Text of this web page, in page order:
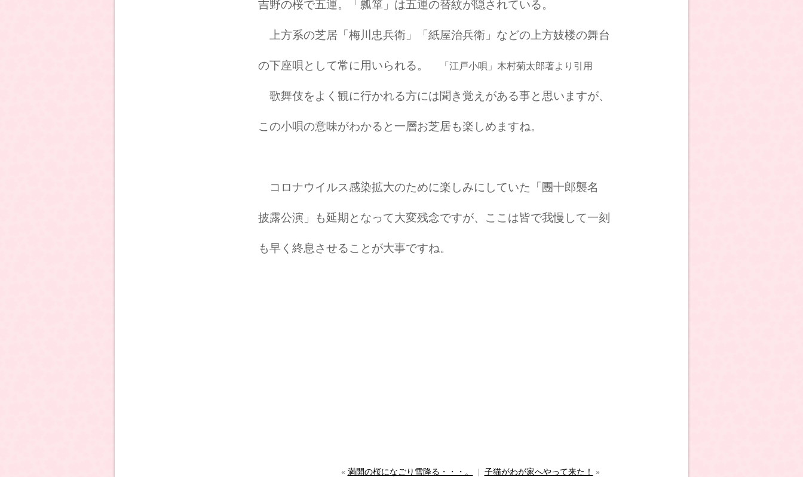
吉野の桜で五運。「瓢箪」は五運の替紋が隠されている。
上方系の芝居「梅川忠兵衛」「紙屋治兵衛」などの上方妓楼の舞台
の下座唄として常に用いられる。 「江戸小唄」木村菊太郎著より引用
歌舞伎をよく観に行かれる方には聞き覚えがある事と思いますが、
この小唄の意味がわかると一層お芝居も楽しめますね。
コロナウイルス感染拡大のために楽しみにしていた「團十郎襲名
披露公演」も延期となって大変残念ですが、ここは皆で我慢して一刻
も早く終息させることが大事ですね。
« 満開の桜になごり雪降る・・・。 子猫がわが家へやって来た！ »